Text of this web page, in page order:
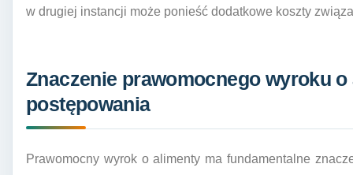
w drugiej instancji może ponieść dodatkowe koszty
Znaczenie prawomocnego wyroku
postępowania
Prawomocny wyrok o alimenty ma fundamentalne